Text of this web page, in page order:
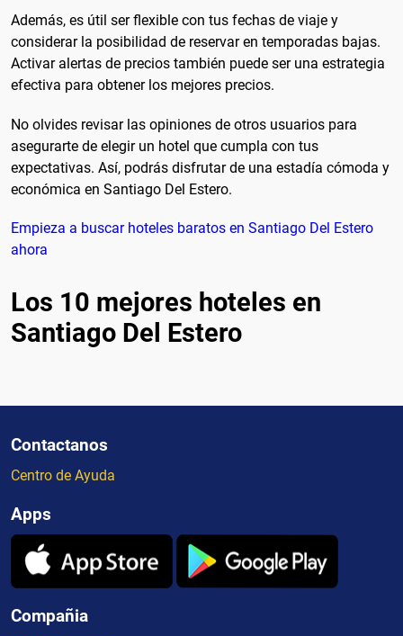
Además, es útil ser flexible con tus fechas de viaje y
considerar la posibilidad de reservar en temporadas bajas.
Activar alertas de precios también puede ser una estrategia
efectiva para obtener los mejores precios.
No olvides revisar las opiniones de otros usuarios para
asegurarte de elegir un hotel que cumpla con tus
expectativas. Así, podrás disfrutar de una estadía cómoda y
económica en Santiago Del Estero.
Empieza a buscar hoteles baratos en Santiago Del Estero
ahora
Los 10 mejores hoteles en
Santiago Del Estero
Contactanos
Centro de Ayuda
Apps
Compañia